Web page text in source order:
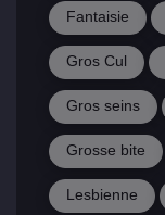
Fantaisie
Gros Cul
Gros seins
Grosse bite
Lesbienne